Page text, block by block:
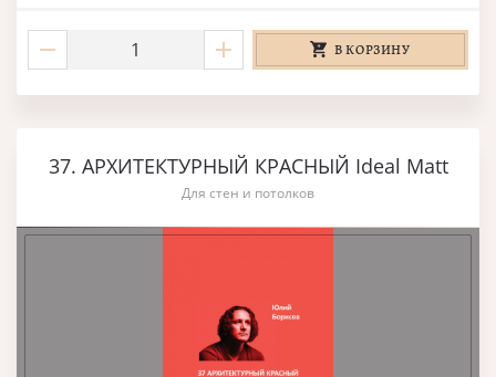
В КОРЗИНУ
37. АРХИТЕКТУРНЫЙ КРАСНЫЙ Ideal Matt
Для стен и потолков